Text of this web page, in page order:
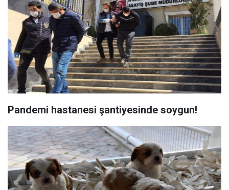
Pandemi hastanesi şantiyesinde soygun!